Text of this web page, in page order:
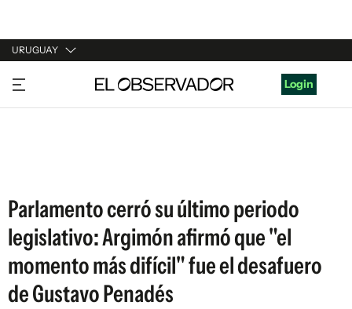
URUGUAY
URUGUAY
ARGENTINA
Login
Parlamento cerró su último periodo
legislativo: Argimón afirmó que "el
momento más difícil" fue el desafuero
de Gustavo Penadés